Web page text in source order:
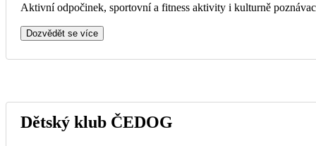
Aktivní odpočinek, sportovní a fitness aktivity i kulturně
Dozvědět se více
Dětský klub ČEDOG